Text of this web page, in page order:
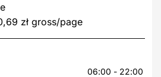
06:00 - 22:00
zł gross/page